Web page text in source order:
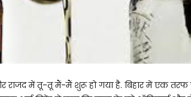
राजद में तू-तू मैं-मैं शुरू हो गया है. बिहार में एक तरफ